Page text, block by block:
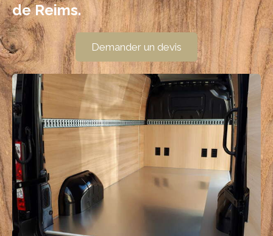
de Reims.
Demander un devis